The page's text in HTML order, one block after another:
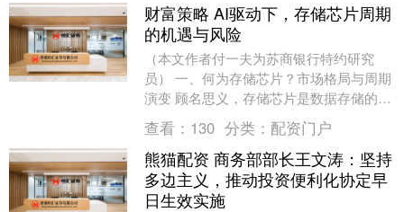
财富策略 AI驱动下，存储芯片周期
的机遇与风险
（本文作者付一夫为苏商银行特约研究
员） 一、何为存储芯片？市场格局与周期
演变 顾名思义，存储芯片是数据存储的重
要载体，也是芯片半导体产业当中极为重
要的一环，应用....
查看： 130 分类： 配资门户
熊猫配资 商务部部长王文涛：坚持
多边主义，推动投资便利化协定早
日生效实施